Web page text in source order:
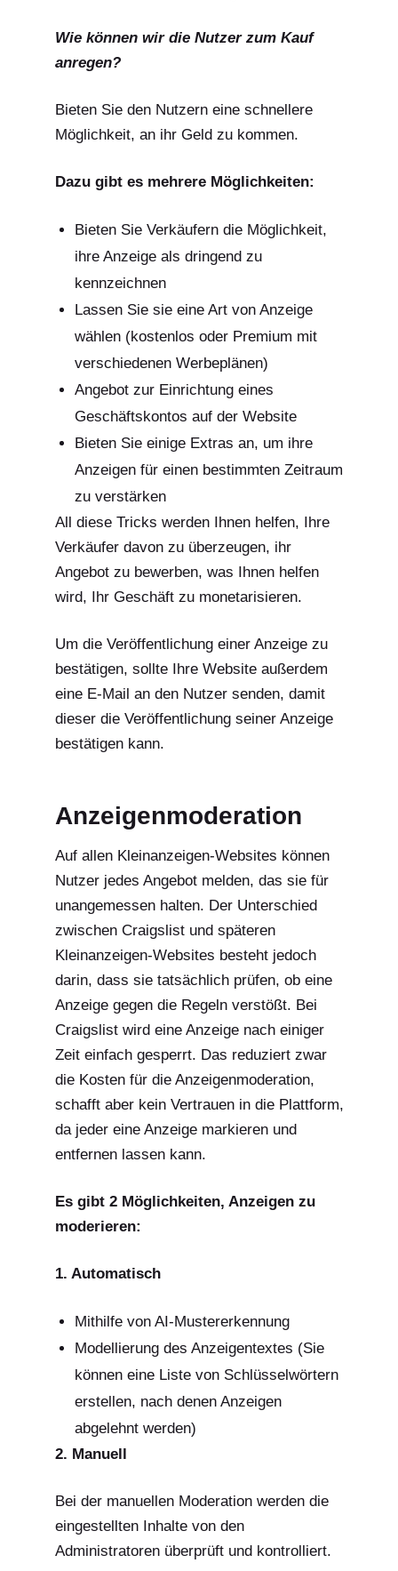
Wie können wir die Nutzer zum Kauf
anregen?
Bieten Sie den Nutzern eine schnellere
Möglichkeit, an ihr Geld zu kommen.
Dazu gibt es mehrere Möglichkeiten:
Bieten Sie Verkäufern die Möglichkeit,
ihre Anzeige als dringend zu
kennzeichnen
Lassen Sie sie eine Art von Anzeige
wählen (kostenlos oder Premium mit
verschiedenen Werbeplänen)
Angebot zur Einrichtung eines
Geschäftskontos auf der Website
Bieten Sie einige Extras an, um ihre
Anzeigen für einen bestimmten Zeitraum
zu verstärken
All diese Tricks werden Ihnen helfen, Ihre
Verkäufer davon zu überzeugen, ihr
Angebot zu bewerben, was Ihnen helfen
wird, Ihr Geschäft zu monetarisieren.
Um die Veröffentlichung einer Anzeige zu
bestätigen, sollte Ihre Website außerdem
eine E-Mail an den Nutzer senden, damit
dieser die Veröffentlichung seiner Anzeige
bestätigen kann.
Anzeigenmoderation
Auf allen Kleinanzeigen-Websites können
Nutzer jedes Angebot melden, das sie für
unangemessen halten. Der Unterschied
zwischen Craigslist und späteren
Kleinanzeigen-Websites besteht jedoch
darin, dass sie tatsächlich prüfen, ob eine
Anzeige gegen die Regeln verstößt. Bei
Craigslist wird eine Anzeige nach einiger
Zeit einfach gesperrt. Das reduziert zwar
die Kosten für die Anzeigenmoderation,
schafft aber kein Vertrauen in die Plattform,
da jeder eine Anzeige markieren und
entfernen lassen kann.
Es gibt 2 Möglichkeiten, Anzeigen zu
moderieren:
1. Automatisch
Mithilfe von AI-Mustererkennung
Modellierung des Anzeigentextes (Sie
können eine Liste von Schlüsselwörtern
erstellen, nach denen Anzeigen
abgelehnt werden)
2. Manuell
Bei der manuellen Moderation werden die
eingestellten Inhalte von den
Administratoren überprüft und kontrolliert.